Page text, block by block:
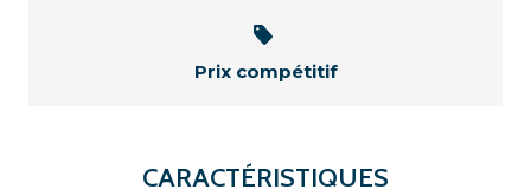
Prix compétitif
CARACTÉRISTIQUES